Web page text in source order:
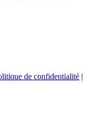
de confidentialité |